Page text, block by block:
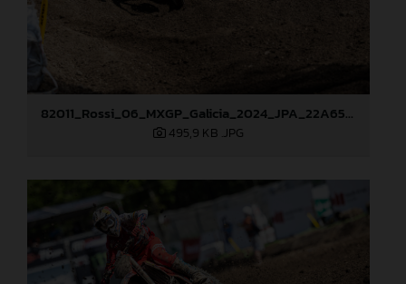
82011_Rossi_06_MXGP_Galicia_2024_JPA_22A6520
495,9 KB .JPG